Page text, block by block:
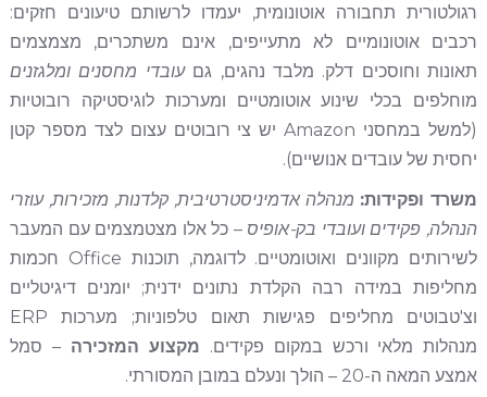
רגולטורית תחבורה אוטונומית, יעמדו לרשותם טיעונים חזקים:
רכבים אוטונומיים לא מתעייפים, אינם משתכרים, מצמצמים
תאונות וחוסכים דלק. מלבד נהגים, גםעובדי מחסנים ומלגזנים
מוחלפים בכלי שינוע אוטומטיים ומערכות לוגיסטיקה רובוטיות
(למשל במחסני Amazon יש צי רובוטים עצום לצד מספר קטן
יחסית של עובדים אנושיים).
משרד ופקידות: מנהלה אדמיניסטרטיבית, קלדנות, מזכירות, עוזרי
הנהלה, פקידים ועובדי בק-אופיס – כל אלו מצטמצמים עם המעבר
לשירותים מקוונים ואוטומטיים. לדוגמה, תוכנות Office חכמות
מחליפות במידה רבה הקלדת נתונים ידנית; יומנים דיגיטליים
וצ'טבוטים מחליפים פגישות תאום טלפוניות; מערכות ERP
מנהלות מלאי ורכש במקום פקידים. מקצוע המזכירה – סמל
אמצע המאה ה-20 – הולך ונעלם במובן המסורתי.